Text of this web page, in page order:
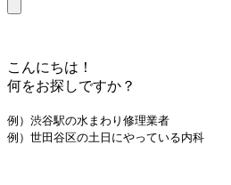
こんにちは！
何をお探しですか？
例）渋谷駅の水まわり修理業者
例）世田谷区の土日にやっている内科